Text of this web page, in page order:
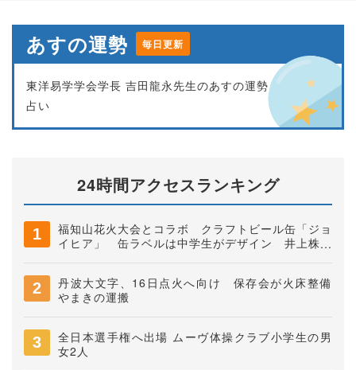
あすの運勢 毎日更新
東洋易学学会学長 吉田龍永先生のあすの運勢
占い
24時間アクセスランキング
福知山花火大会とコラボ クラフトビール缶「ジョ
イヒア」 缶ラベルは中学生がデザイン 井上株式
丹波大文字、16日点火へ向け 保存会が火床整備
やまきの運搬
全日本選手権へ出場 ムーヴ体操クラブ小学生の男
女2人